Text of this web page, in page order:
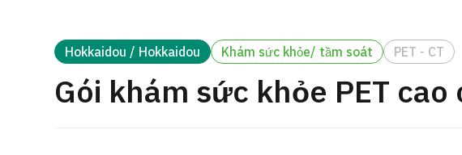
Tiếng Nhật Tiếng Anh Tiếng Trung Quốc Tiếng Việt
Hokkaidou / Hokkaidou Khám sức khỏe/ tầm soát PET - CT
Gói khám sức khỏe PET